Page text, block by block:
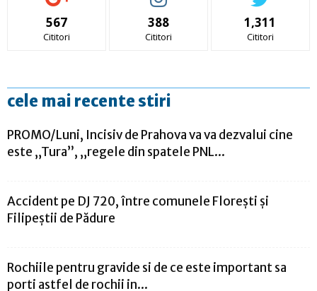
567
Cititori
388
Cititori
1,311
Cititori
cele mai recente stiri
PROMO/Luni, Incisiv de Prahova va va dezvalui cine
este „Tura”, „regele din spatele PNL...
Accident pe DJ 720, între comunele Florești și
Filipeștii de Pădure
Rochiile pentru gravide si de ce este important sa
porti astfel de rochii in...